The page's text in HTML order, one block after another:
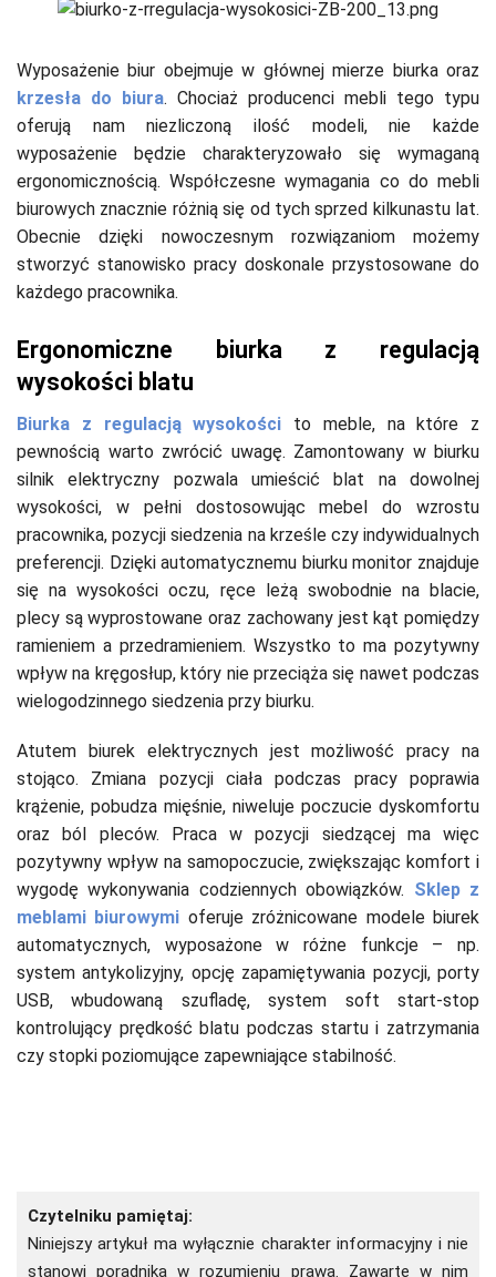
Wyposażenie biur obejmuje w głównej mierze biurka oraz
krzesła do biura. Chociaż producenci mebli tego typu
oferują nam niezliczoną ilość modeli, nie każde
wyposażenie będzie charakteryzowało się wymaganą
ergonomicznością. Współczesne wymagania co do mebli
biurowych znacznie różnią się od tych sprzed kilkunastu lat.
Obecnie dzięki nowoczesnym rozwiązaniom możemy
stworzyć stanowisko pracy doskonale przystosowane do
każdego pracownika.
Ergonomiczne biurka z regulacją
wysokości blatu
Biurka z regulacją wysokości to meble, na które z
pewnością warto zwrócić uwagę. Zamontowany w biurku
silnik elektryczny pozwala umieścić blat na dowolnej
wysokości, w pełni dostosowując mebel do wzrostu
pracownika, pozycji siedzenia na krześle czy indywidualnych
preferencji. Dzięki automatycznemu biurku monitor znajduje
się na wysokości oczu, ręce leżą swobodnie na blacie,
plecy są wyprostowane oraz zachowany jest kąt pomiędzy
ramieniem a przedramieniem. Wszystko to ma pozytywny
wpływ na kręgosłup, który nie przeciąża się nawet podczas
wielogodzinnego siedzenia przy biurku.
Atutem biurek elektrycznych jest możliwość pracy na
stojąco. Zmiana pozycji ciała podczas pracy poprawia
krążenie, pobudza mięśnie, niweluje poczucie dyskomfortu
oraz ból pleców. Praca w pozycji siedzącej ma więc
pozytywny wpływ na samopoczucie, zwiększając komfort i
wygodę wykonywania codziennych obowiązków. Sklep z
meblami biurowymi oferuje zróżnicowane modele biurek
automatycznych, wyposażone w różne funkcje – np.
system antykolizyjny, opcję zapamiętywania pozycji, porty
USB, wbudowaną szufladę, system soft start-stop
kontrolujący prędkość blatu podczas startu i zatrzymania
czy stopki poziomujące zapewniające stabilność.
Czytelniku pamiętaj:
Niniejszy artykuł ma wyłącznie charakter informacyjny i nie
stanowi poradnika w rozumieniu prawa. Zawarte w nim